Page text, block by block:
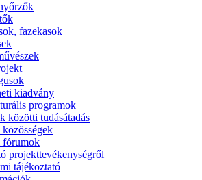
fazekasok
kiadvány
programok
közötti tudásátadás
fórumok
projekttevékenységről
tájékoztató